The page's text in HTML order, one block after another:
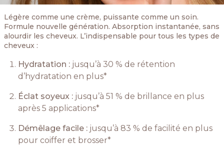
Légère comme une crème, puissante comme un soin.
Formule nouvelle génération. Absorption instantanée, sans
alourdir les cheveux. L’indispensable pour tous les types de
cheveux :
Hydratation : jusqu’à 30 % de rétention
d’hydratation en plus*
Éclat soyeux : jusqu’à 51 % de brillance en plus
après 5 applications*
Démêlage facile : jusqu’à 83 % de facilité en plus
pour coiffer et brosser*